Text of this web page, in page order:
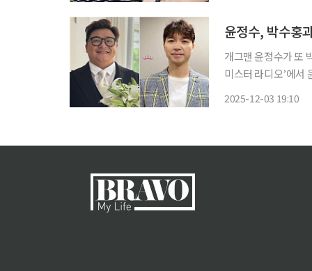
개그맨 윤정수가 또 박수홍과 불화설
미스터 라디오’에서
2025-12-03 19:10